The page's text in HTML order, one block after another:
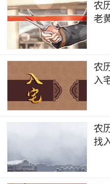
农
老
农
入
农
找